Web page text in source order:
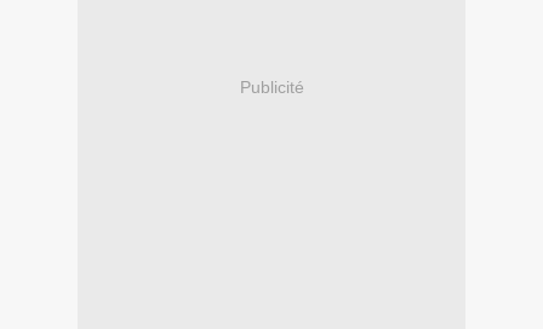
Publicité